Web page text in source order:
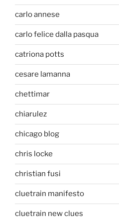
carlo annese
carlo felice dalla pasqua
catriona potts
cesare lamanna
chettimar
chiarulez
chicago blog
chris locke
christian fusi
cluetrain manifesto
cluetrain new clues